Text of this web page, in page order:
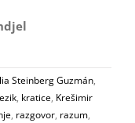
Steinberg Guzmán,
, kratice, Krešimir
, razgovor, razum,